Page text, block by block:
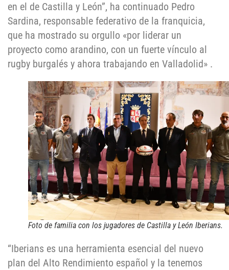
en el de Castilla y León”, ha continuado Pedro
Sardina, responsable federativo de la franquicia,
que ha mostrado su orgullo «por liderar un
proyecto como arandino, con un fuerte vínculo al
rugby burgalés y ahora trabajando en Valladolid» .
Foto de familia con los jugadores de Castilla y León Iberians.
“Iberians es una herramienta esencial del nuevo
plan del Alto Rendimiento español y la tenemos